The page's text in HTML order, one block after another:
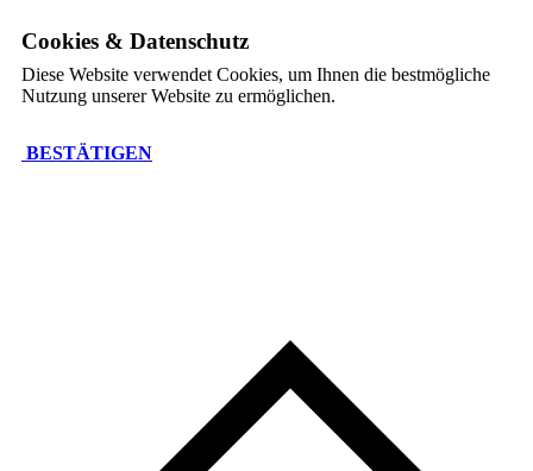
Cookies & Datenschutz
Diese Website verwendet Cookies, um Ihnen die bestmögliche
Nutzung unserer Website zu ermöglichen.
BESTÄTIGEN